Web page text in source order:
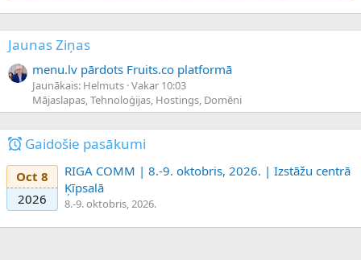
Jaunas Ziņas
menu.lv pārdots Fruits.co platformā
Jaunākais: Helmuts Vakar 10:03
Mājaslapas, Tehnoloģijas, Hostings, Domēni
Gaidošie pasākumi
Oct 8
2026
RIGA COMM | 8.-9. oktobris, 2026. | Izstāžu centrā
Ķīpsalā
8.-9. oktobris, 2026.